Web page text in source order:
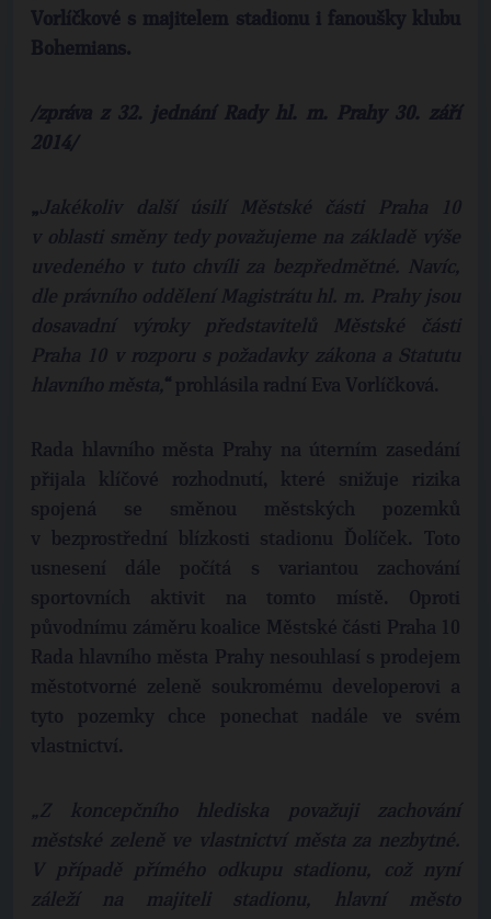
Vorlíčkové s majitelem stadionu i fanoušky klubu
Bohemians.
/zpráva z 32. jednání Rady hl. m. Prahy 30. září
2014/
„Jakékoliv další úsilí Městské části Praha 10
v oblasti směny tedy považujeme na základě výše
uvedeného v tuto chvíli za bezpředmětné. Navíc,
dle právního oddělení Magistrátu hl. m. Prahy jsou
dosavadní výroky představitelů Městské části
Praha 10 v rozporu s požadavky zákona a Statutu
hlavního města,“ prohlásila radní Eva Vorlíčková.
Rada hlavního města Prahy na úterním zasedání
přijala klíčové rozhodnutí, které snižuje rizika
spojená se směnou městských pozemků
v bezprostřední blízkosti stadionu Ďolíček. Toto
usnesení dále počítá s variantou zachování
sportovních aktivit na tomto místě. Oproti
původnímu záměru koalice Městské části Praha 10
Rada hlavního města Prahy nesouhlasí s prodejem
městotvorné zeleně soukromému developerovi a
tyto pozemky chce ponechat nadále ve svém
vlastnictví.
„Z koncepčního hlediska považuji zachování
městské zeleně ve vlastnictví města za nezbytné.
V případě přímého odkupu stadionu, což nyní
záleží na majiteli stadionu, hlavní město